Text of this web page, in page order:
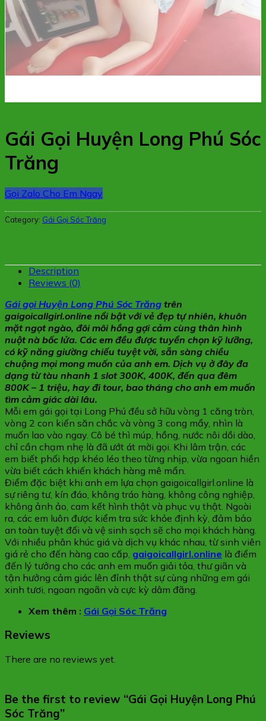
Gái Gọi Huyện Long Phú Sóc
Trăng
Gọi Zalo Cho Em Ngay
Category: Gái Gọi Sóc Trăng
Description
Reviews (0)
Gái gọi Huyện Long Phú Sóc Trăng trên
gaigoicallgirl.online nổi bật với vẻ đẹp tự nhiên, khuôn
mặt ngọt ngào, đôi môi hồng gợi cảm cùng thân hình
nuột nà bốc lửa. Các em đều được tuyển chọn kỹ lưỡng,
có kỹ năng giường chiếu tuyệt vời, sẵn sàng chiều
chuộng mọi mong muốn của anh em. Dịch vụ ở đây đa
dạng từ tàu nhanh 1 slot 300K, 400K, đến qua đêm
800K – 1 triệu, hay đi tour, bao tháng cho anh em muốn
tìm cảm giác dài lâu.
Mỗi em gái gọi tại Long Phú đều sở hữu vòng 1 căng tròn,
vòng 2 con kiến săn chắc và vòng 3 cong mẩy, nhìn là
muốn lao vào ngay. Cô bé thì múp, hồng, nước nôi dồi dào,
chỉ cần chạm nhẹ là đã ướt át mời gọi. Khi lâm trận, các
em biết phối hợp khéo léo theo từng nhịp, vừa ngoan hiền
vừa biết cách khiến khách hàng mê mẩn.
Điểm đặc biệt khi anh em lựa chọn gaigoicallgirl.online là
sự riêng tư, kín đáo, không tráo hàng, không công nghiệp,
không ảnh ảo, cam kết hình thật và phục vụ thật. Ngoài
ra, các em luôn được kiểm tra sức khỏe định kỳ, đảm bảo
an toàn tuyệt đối và vệ sinh sạch sẽ cho mọi khách hàng.
Với nhiều phân khúc giá và dịch vụ khác nhau, từ sinh viên
giá rẻ cho đến hàng cao cấp, gaigoicallgirl.online là điểm
đến lý tưởng cho các anh em muốn giải tỏa, thư giãn và
tận hưởng cảm giác lên đỉnh thật sự cùng những em gái
xinh tươi, ngoan ngoãn và cực kỳ dâm đãng.
Xem thêm : Gái Gọi Sóc Trăng
Reviews
There are no reviews yet.
Be the first to review “Gái Gọi Huyện Long Phú
Sóc Trăng”